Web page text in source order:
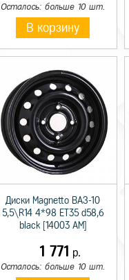
Осталось: больше 10 шт.
В корзину
Диски Magnetto ВАЗ-10
5,5\R14 4*98 ET35 d58,6
black [14003 AM]
1 771 р.
Осталось: больше 10 шт.